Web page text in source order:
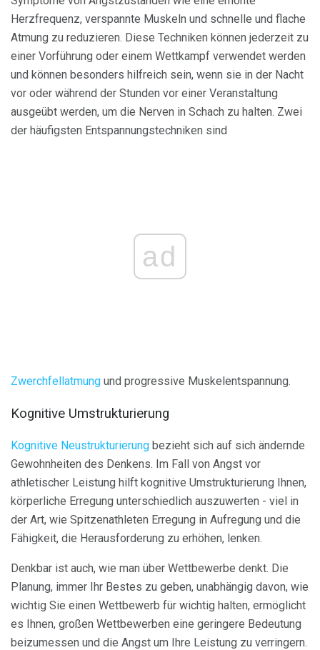
Herzfrequenz, verspannte Muskeln und schnelle und flache
Atmung zu reduzieren. Diese Techniken können jederzeit zu
einer Vorführung oder einem Wettkampf verwendet werden
und können besonders hilfreich sein, wenn sie in der Nacht
vor oder während der Stunden vor einer Veranstaltung
ausgeübt werden, um die Nerven in Schach zu halten. Zwei
der häufigsten Entspannungstechniken sind
ad
Zwerchfellatmung und progressive Muskelentspannung.
Kognitive Umstrukturierung
Kognitive Neustrukturierung bezieht sich auf sich ändernde
Gewohnheiten des Denkens. Im Fall von Angst vor
athletischer Leistung hilft kognitive Umstrukturierung Ihnen,
körperliche Erregung unterschiedlich auszuwerten - viel in
der Art, wie Spitzenathleten Erregung in Aufregung und die
Fähigkeit, die Herausforderung zu erhöhen, lenken.
Denkbar ist auch, wie man über Wettbewerbe denkt. Die
Planung, immer Ihr Bestes zu geben, unabhängig davon, wie
wichtig Sie einen Wettbewerb für wichtig halten, ermöglicht
es Ihnen, großen Wettbewerben eine geringere Bedeutung
beizumessen und die Angst um Ihre Leistung zu verringern.